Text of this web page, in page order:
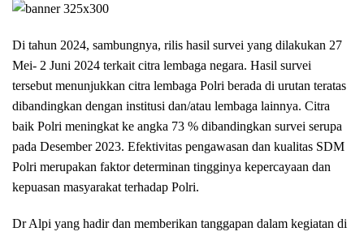
Di tahun 2024, sambungnya, rilis hasil survei yang dilakukan 27
Mei- 2 Juni 2024 terkait citra lembaga negara. Hasil survei
tersebut menunjukkan citra lembaga Polri berada di urutan teratas
dibandingkan dengan institusi dan/atau lembaga lainnya. Citra
baik Polri meningkat ke angka 73 % dibandingkan survei serupa
pada Desember 2023. Efektivitas pengawasan dan kualitas SDM
Polri merupakan faktor determinan tingginya kepercayaan dan
kepuasan masyarakat terhadap Polri.
Dr Alpi yang hadir dan memberikan tanggapan dalam kegiatan di